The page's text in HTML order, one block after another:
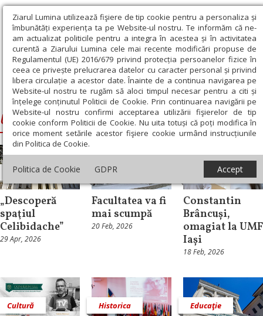
Ziarul Lumina utilizează fişiere de tip cookie pentru a personaliza și
îmbunătăți experiența ta pe Website-ul nostru. Te informăm că ne-
am actualizat politicile pentru a integra în acestea și în activitatea
curentă a Ziarului Lumina cele mai recente modificări propuse de
Regulamentul (UE) 2016/679 privind protecția persoanelor fizice în
ceea ce privește prelucrarea datelor cu caracter personal și privind
libera circulație a acestor date. Înainte de a continua navigarea pe
Website-ul nostru te rugăm să aloci timpul necesar pentru a citi și
înțelege conținutul Politicii de Cookie. Prin continuarea navigării pe
Website-ul nostru confirmi acceptarea utilizării fişierelor de tip
cookie conform Politicii de Cookie. Nu uita totuși că poți modifica în
orice moment setările acestor fişiere cookie urmând instrucțiunile
din Politica de Cookie.
Politica de Cookie GDPR Accept
Ziarul Lumina › UMF Iasi
UMF Iasi
Cultură
„Descoperă
spaţiul
Celibidache”
29 Apr, 2026
Educaţie
Facultatea va fi
mai scumpă
20 Feb, 2026
Constantin
Brâncuși,
omagiat la UMF
Iași
18 Feb, 2026
Cultură Historica Educaţie